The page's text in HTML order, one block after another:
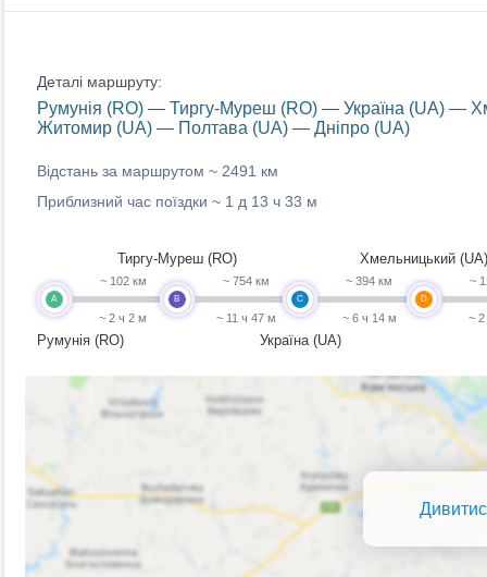
Деталі маршруту:
Румунія (RO) — Тиргу-Муреш (RO) — Україна (UA) —
Житомир (UA) — Полтава (UA) — Дніпро (UA)
Відстань за маршрутом ~ 2491 км
Приблизний час поїздки ~ 1 д 13 ч 33 м
A
Румунія (RO)
~ 102 км
~ 2 ч 2 м
B
Тиргу-Муреш (RO)
~ 754 км
~ 11 ч 47 м
C
Україна (UA)
~ 394 км
~ 6 ч 14 м
D
Хмельницький (UA)
~
~